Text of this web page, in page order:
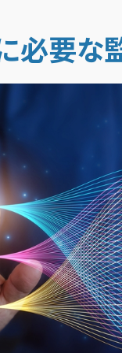
必要な